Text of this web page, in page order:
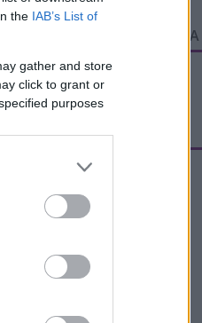
the IAB’s List of
gather and store
click to grant or
purposes
EGY NAP A VÁROSBAN
ARCHÍVUM
2020 június
2020 május
2020 április
2020 február
2020 január
2019 november